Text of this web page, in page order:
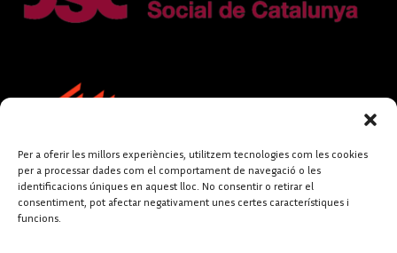
Per a oferir les millors experiències, utilitzem tecnologies com les cookies
per a processar dades com el comportament de navegació o les
identificacions úniques en aquest lloc. No consentir o retirar el
consentiment, pot afectar negativament unes certes característiques i
funcions.